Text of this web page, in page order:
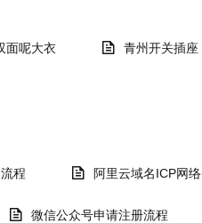
面呢大衣 青州开关插座
程 阿里云域名ICP网
微信公众号申请注册流程